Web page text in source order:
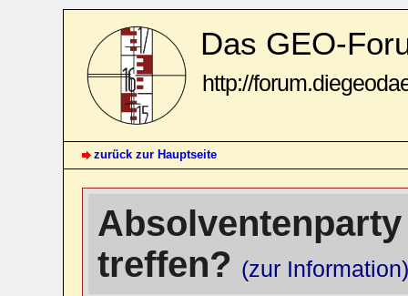
Das GEO-
http://
zurück zur Hauptseite
treffen? (zur Information)